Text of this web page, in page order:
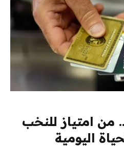
من امتياز للنخب
اليومية